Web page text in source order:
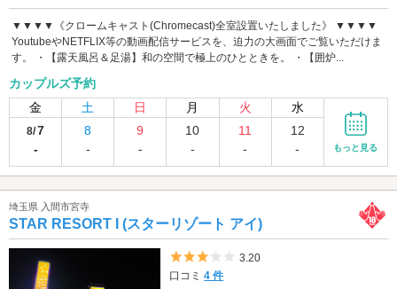
▼▼▼▼《クロームキャスト(Chromecast)全室設置いたしました》 ▼▼▼▼
YoutubeやNETFLIX等の動画配信サービスを、迫力の大画面でご覧いただけま
す。 ・【露天風呂＆足湯】和の空間で極上のひとときを。 ・【囲炉...
カップルズ予約
金
土 日 月 火 水
8/7
-
8
-
9
-
10
-
11
-
12
-
もっと見る
埼玉県 入間市宮寺
STAR RESORT I (スターリゾート アイ)
5つ星のうち3
3.20
口コミ4 件